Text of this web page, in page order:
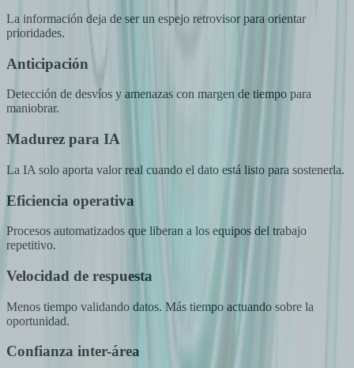
La información deja de ser un espejo retrovisor para orientar
prioridades.
Anticipación
Detección de desvíos y amenazas con margen de tiempo para
maniobrar.
Madurez para IA
La IA solo aporta valor real cuando el dato está listo para sostenerla.
Eficiencia operativa
Procesos automatizados que liberan a los equipos del trabajo
repetitivo.
Velocidad de respuesta
Menos tiempo validando datos. Más tiempo actuando sobre la
oportunidad.
Confianza inter-área